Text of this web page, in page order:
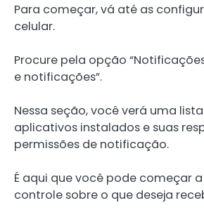
Para começar, vá até as
celular.
Procure pela opção
e notificações”.
Nessa seção, você verá uma
aplicativos instalados e suas
permissões de notificação.
É aqui que você pode começar
controle sobre o que deseja